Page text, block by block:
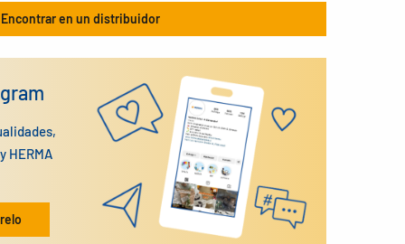
Encontrar en un distribuidor
HERMA